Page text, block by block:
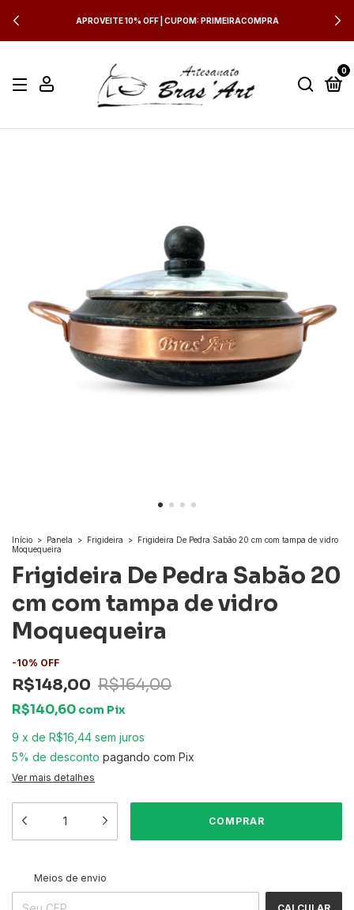
APROVEITE 10% OFF | CUPOM: PRIMEIRACOMPRA
0
Início > Panela > Frigideira > Frigideira De Pedra Sabão 20 cm com tampa de vidro
Moquequeira
Frigideira De Pedra Sabão 20
cm com tampa de vidro
Moquequeira
-10% OFF
R$148,00 R$164,00
R$140,60 com Pix
9 x de R$16,44 sem juros
5% de desconto pagando com Pix
Ver mais detalhes
Entregas para o CEP:
Meios de envio